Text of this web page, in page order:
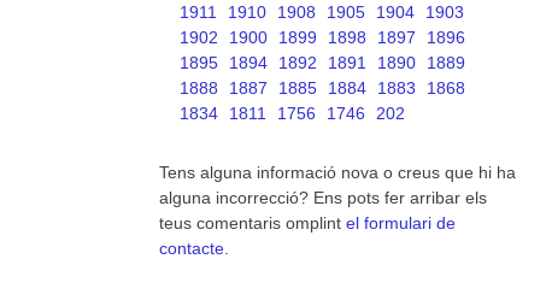
1911
1910 1908 1905 1904
1903
1902
1900 1899 1898 1897
1896
1895
1894 1892 1891 1890
1889
1888
1887 1885 1884 1883
1868
1834
1811 1756 1746 202
Tens alguna informació nova o creus que hi ha
alguna incorrecció? Ens pots fer arribar els
teus comentaris omplint el formulari de
contacte